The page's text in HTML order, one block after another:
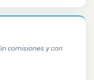
comisiones y con